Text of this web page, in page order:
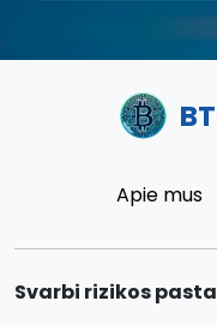
Apie mus
Svarbi rizikos